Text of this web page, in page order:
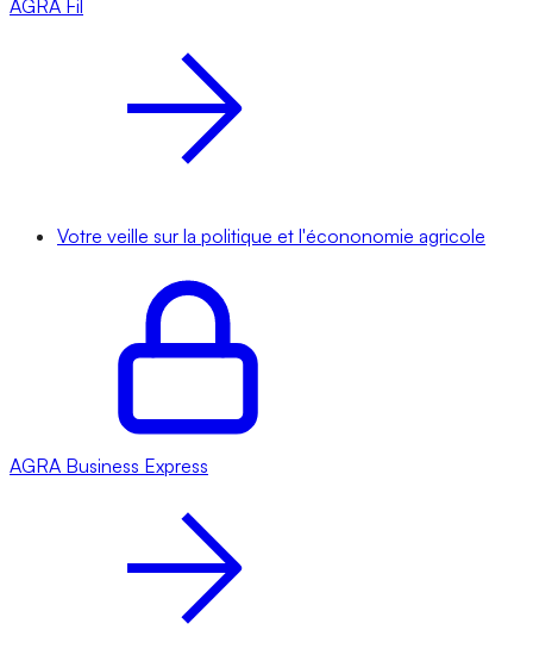
AGRA Fil
Votre veille sur la politique et l'écononomie agricole
AGRA Business Express